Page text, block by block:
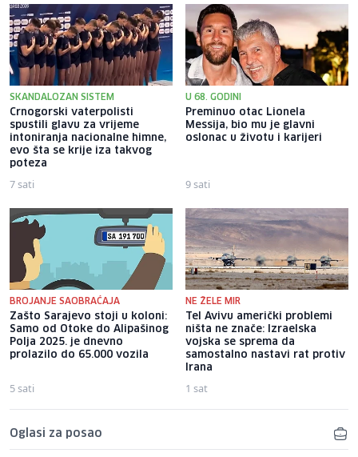
SKANDALOZAN SISTEM
Crnogorski vaterpolisti
spustili glavu za vrijeme
intoniranja nacionalne himne,
evo šta se krije iza takvog
poteza
7 sati
U 68. GODINI
Preminuo otac Lionela
Messija, bio mu je glavni
oslonac u životu i karijeri
9 sati
BROJANJE SAOBRAĆAJA
Zašto Sarajevo stoji u koloni:
Samo od Otoke do Alipašinog
Polja 2025. je dnevno
prolazilo do 65.000 vozila
5 sati
NE ŽELE MIR
Tel Avivu američki problemi
ništa ne znače: Izraelska
vojska se sprema da
samostalno nastavi rat protiv
Irana
1 sat
Oglasi za posao